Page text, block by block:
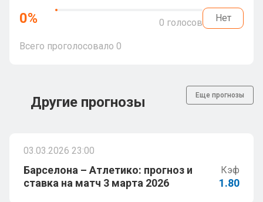
0% 0 голосов Нет
Всего проголосовало 0
Другие прогнозы Еще прогнозы
03.03.2026 23:00
Барселона – Атлетико: прогноз и
ставка на матч 3 марта 2026
Кэф
1.80